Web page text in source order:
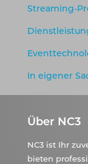
Streaming-
In eigener
Über NC3
NC3 ist Ihr
bieten